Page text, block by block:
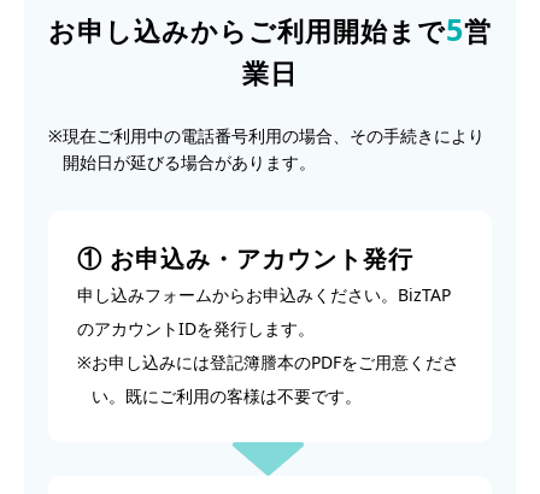
お申し込みからご利用開始まで5営
業日
※現在ご利用中の電話番号利用の場合、その手続きにより
開始日が延びる場合があります。
① お申込み・アカウント発行
申し込みフォームからお申込みください。BizTAP
のアカウントIDを発行します。
※お申し込みには登記簿謄本のPDFをご用意くださ
い。既にご利用の客様は不要です。